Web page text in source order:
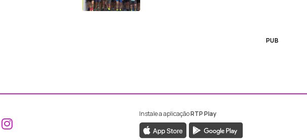
PUB
Aceder ao Facebook da RTP Madeira
Aceder ao Instagram da RTP Madeira
Instale a aplicaçãoRTP Play